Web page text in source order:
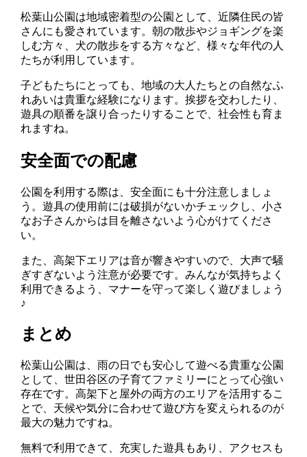
松葉山公園は地域密着型の公園として、近隣住民の皆
さんにも愛されています。朝の散歩やジョギングを楽
しむ方々、犬の散歩をする方々など、様々な年代の人
たちが利用しています。
子どもたちにとっても、地域の大人たちとの自然なふ
れあいは貴重な経験になります。挨拶を交わしたり、
遊具の順番を譲り合ったりすることで、社会性も育ま
れますね。
安全面での配慮
公園を利用する際は、安全面にも十分注意しましょ
う。遊具の使用前には破損がないかチェックし、小さ
なお子さんからは目を離さないよう心がけてくださ
い。
また、高架下エリアは音が響きやすいので、大声で騒
ぎすぎないよう注意が必要です。みんなが気持ちよく
利用できるよう、マナーを守って楽しく遊びましょう
♪
まとめ
松葉山公園は、雨の日でも安心して遊べる貴重な公園
として、世田谷区の子育てファミリーにとって心強い
存在です。高架下と屋外の両方のエリアを活用するこ
とで、天候や気分に合わせて遊び方を変えられるのが
最大の魅力ですね。
無料で利用できて、充実した遊具もあり、アクセスも